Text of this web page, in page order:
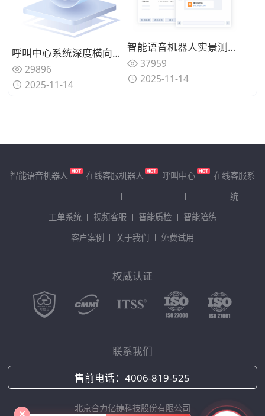
呼叫中心系统深度横向测评：合力亿捷对比Zendesk等国际厂商全景评测
29896
2025-11-14
智能语音机器人实景测试：5家主流厂商在真实业务场景中的表现对比，谁家方案经得起检验？
37959
2025-11-14
智能语音机器人 在线客服机器人 呼叫中心
在线客服系
统
工单系统
视频客服 智能质检
智能陪练
客户案例
关于我们 免费试用
权威认证
联系我们
售前电话：4006-819-525
北京合力亿捷科技股份有限公司